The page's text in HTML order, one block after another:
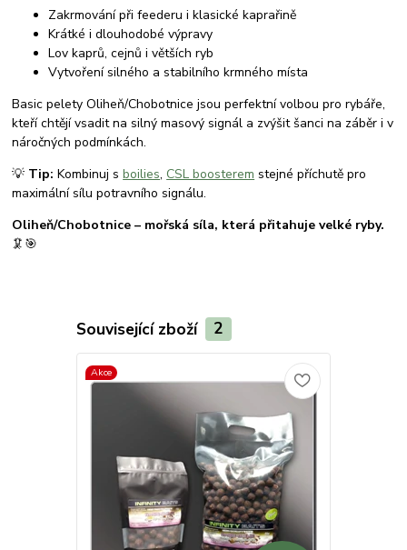
Zakrmování při feederu i klasické kaprařině
Krátké i dlouhodobé výpravy
Lov kaprů, cejnů i větších ryb
Vytvoření silného a stabilního krmného místa
Basic pelety Oliheň/Chobotnice jsou perfektní volbou pro rybáře,
kteří chtějí vsadit na silný masový signál a zvýšit šanci na záběr i v
náročných podmínkách.
💡 Tip: Kombinuj sboilies, CSL boosterem stejné příchutě pro
maximální sílu potravního signálu.
Oliheň/Chobotnice – mořská síla, která přitahuje velké ryby.
🦑🎯
Související zboží 2
Akce